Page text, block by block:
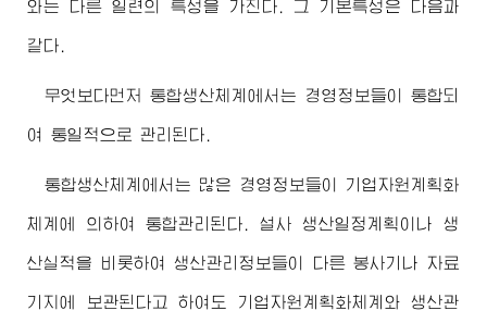
와는 다른 일련의 특성을 가진다. 그 기본특성은 다음과
같다.
무엇보다먼저 통합생산체계에서는 경영정보들이 통합되
여 통일적으로 관리된다.
통합생산체계에서는 많은 경영정보들이 기업자원계획화
체계에 의하여 통합관리된다. 설사 생산일정계획이나 생
산실적을 비롯하여 생산관리정보들이 다른 봉사기나 자료
기지에 보관된다고 하여도 기업자원계획화체계와 생산관